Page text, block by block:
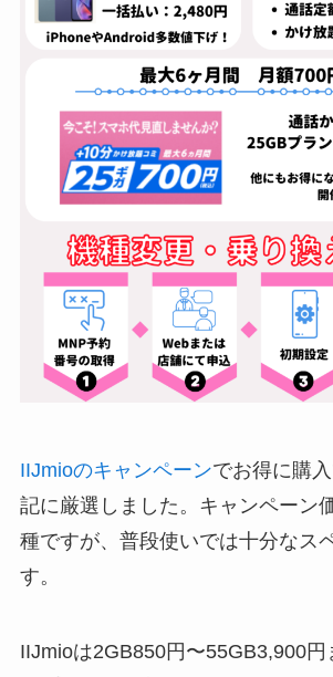
IIJmioのキャンペーンでお得に購
記に厳選しました。キャンペーン
種ですが、普段使いでは十分なス
す。
IIJmioは2GB850円〜55GB3,900円